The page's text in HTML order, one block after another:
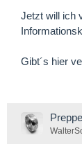
Jetzt will ich
Gibt´s hier